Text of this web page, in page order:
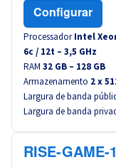
Configurar
Processador Intel
6c / 12t – 3,5 GHz
RAM 32 GB – 128 GB
Armazenamento 2 x
Largura de banda
Largura de banda
RISE-GAME-1